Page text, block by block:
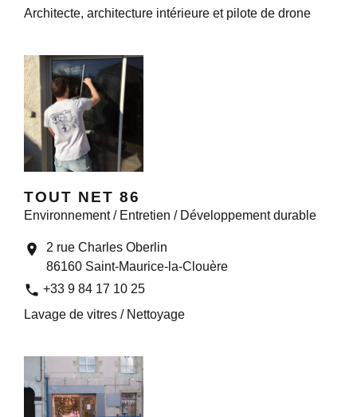
Architecte, architecture intérieure et pilote de drone
TOUT NET 86
Environnement / Entretien / Développement durable
location_on
2 rue Charles Oberlin
86160 Saint-Maurice-la-Clouère
phone +33 9 84 17 10 25
Lavage de vitres / Nettoyage